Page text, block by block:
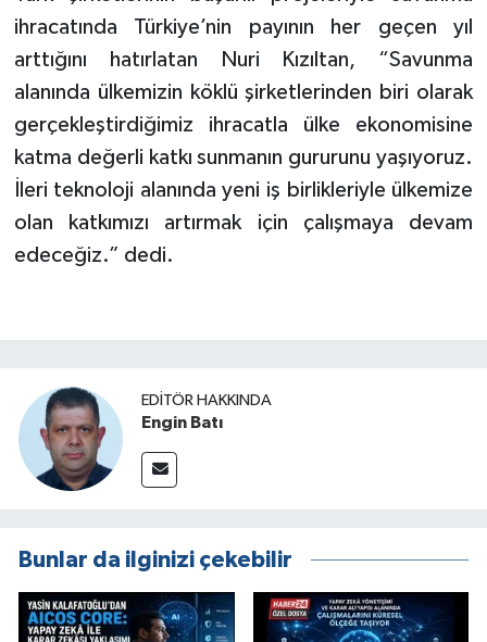
ihracatında Türkiye’nin payının her geçen yıl
arttığını hatırlatan Nuri Kızıltan, “Savunma
alanında ülkemizin köklü şirketlerinden biri olarak
gerçekleştirdiğimiz ihracatla ülke ekonomisine
katma değerli katkı sunmanın gururunu yaşıyoruz.
İleri teknoloji alanında yeni iş birlikleriyle ülkemize
olan katkımızı artırmak için çalışmaya devam
edeceğiz.” dedi.
EDITÖR HAKKINDA
Engin Batı
Bunlar da ilginizi çekebilir